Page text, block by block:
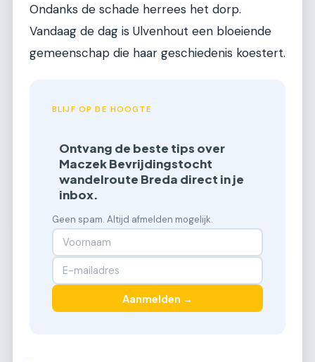
Ondanks de schade herrees het dorp.
Vandaag de dag is Ulvenhout een bloeiende
gemeenschap die haar geschiedenis koestert.
BLIJF OP DE HOOGTE
Ontvang de beste tips over
Maczek Bevrijdingstocht
wandelroute Breda direct in je
inbox.
Geen spam. Altijd afmelden mogelijk.
Aanmelden →